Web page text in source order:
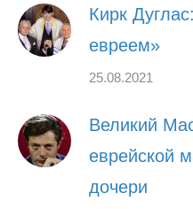
Кирк
евреем»
25.08.2021
Великий
еврейской
дочери